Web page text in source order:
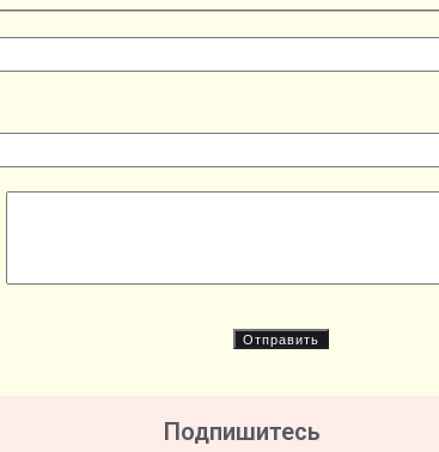
Подпишитесь